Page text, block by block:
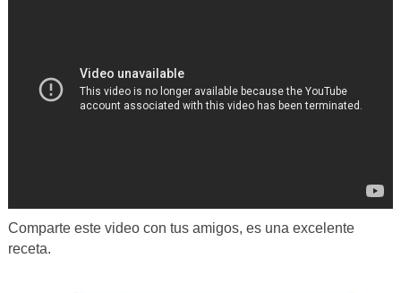
Comparte este video con tus amigos, es una excelente
receta.